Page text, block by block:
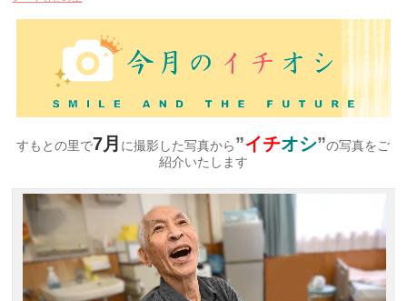
すもとの里で7月 に撮影した写真から”イチオシ”の写真をご
紹介いたします